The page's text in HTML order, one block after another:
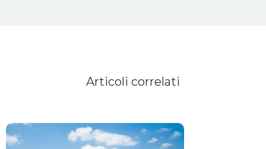
Articoli correlati